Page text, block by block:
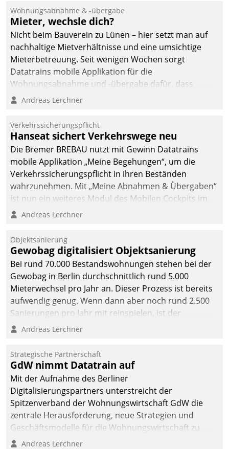
und Beschwerde-Management einen eigenen Kanal
ein.
Wohnungsabnahme & -übergabe
Mieter, wechsle dich?
Nicht beim Bauverein zu Lünen – hier setzt man auf
nachhaltige Mietverhältnisse und eine umsichtige
Mieterbetreuung. Seit wenigen Wochen sorgt
Datatrains mobile Applikation für die
Wohnungsabnahme und -übergabe dafür, dass
Mieter wohlgeordnet kommen und, so es sein muss,
Andreas Lerchner
Verkehrssicherungspflicht
Hanseat sichert Verkehrswege neu
Die Bremer BREBAU nutzt mit Gewinn Datatrains
mobile Applikation „Meine Begehungen“, um die
Verkehrssicherungspflicht in ihren Beständen
wahrzunehmen. Mit „Meine Abnahmen & Übergaben“
ist nun ein weiteres Modul des Mobilen Cockpits im
Einsatz.
Andreas Lerchner
Objektsanierung
Gewobag digitalisiert Objektsanierung
Bei rund 70.000 Bestandswohnungen stehen bei der
Gewobag in Berlin durchschnittlich rund 5.000
Mieterwechsel pro Jahr an. Dieser Prozess ist bereits
aufwendig genug. Wenn dann aber noch rund 2.500
Sanierungen pro Jahr mit reinspielen, ist der
Betreuungs- und Organisationsaufwand immens. Im
kommunale Wohnungsbauunternehmen daher
gemeinsam mit der Berliner Datatrain GmbH den
Teilprozess der Objektsanierung digitalisiert.
Andreas Lerchner
Strategische Partnerschaft
GdW nimmt Datatrain auf
Mit der Aufnahme des Berliner
Digitalisierungspartners unterstreicht der
Spitzenverband der Wohnungswirtschaft GdW die
zentrale Herausforderung, neue Strategien und
Geschäftsmodelle für die Wohnungswirtschaft zu
entwickeln.
Andreas Lerchner